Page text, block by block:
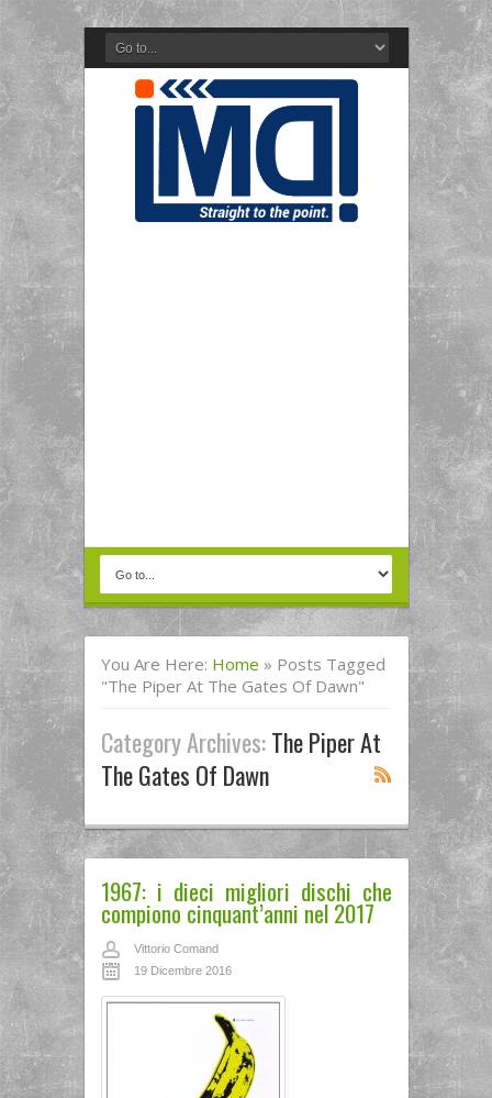
You Are Here: Home » Posts Tagged
"the Piper At The Gates Of Dawn"
Category Archives:The Piper At
The Gates Of Dawn
1967: i dieci migliori dischi che
compiono cinquant’anni nel 2017
Vittorio Comand
19 Dicembre 2016